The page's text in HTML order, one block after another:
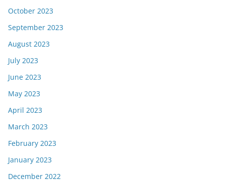
October 2023
September 2023
August 2023
July 2023
June 2023
May 2023
April 2023
March 2023
February 2023
January 2023
December 2022